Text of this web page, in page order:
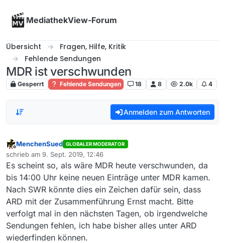
MediathekView-Forum
Übersicht
Fragen, Hilfe, Kritik
Fehlende Sendungen
MDR ist verschwunden
Gesperrt Fehlende Sendungen 18 8 2.0k 4
Anmelden zum Antworten
Offline
MenchenSued GLOBALER MODERATOR
schrieb am 9. Sept. 2019, 12:46
zuletzt editiert von
Es scheint so, als wäre MDR heute verschwunden, da
bis 14:00 Uhr keine neuen Einträge unter MDR kamen.
Nach SWR könnte dies ein Zeichen dafür sein, dass
ARD mit der Zusammenführung Ernst macht. Bitte
verfolgt mal in den nächsten Tagen, ob irgendwelche
Sendungen fehlen, ich habe bisher alles unter ARD
wiederfinden können.